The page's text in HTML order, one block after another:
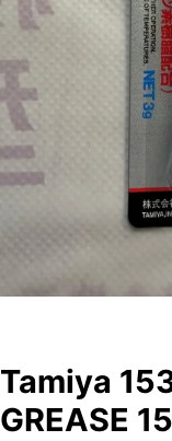
Tamiya
GREASE